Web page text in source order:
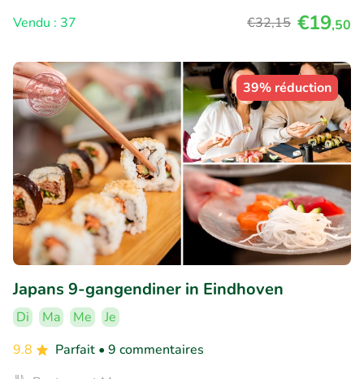
Vendu : 37
€32,15 €19,50
39% réduction
Japans 9-gangendiner in Eindhoven
Di Ma Me
Je
9.8
Parfait • 9 commentaires